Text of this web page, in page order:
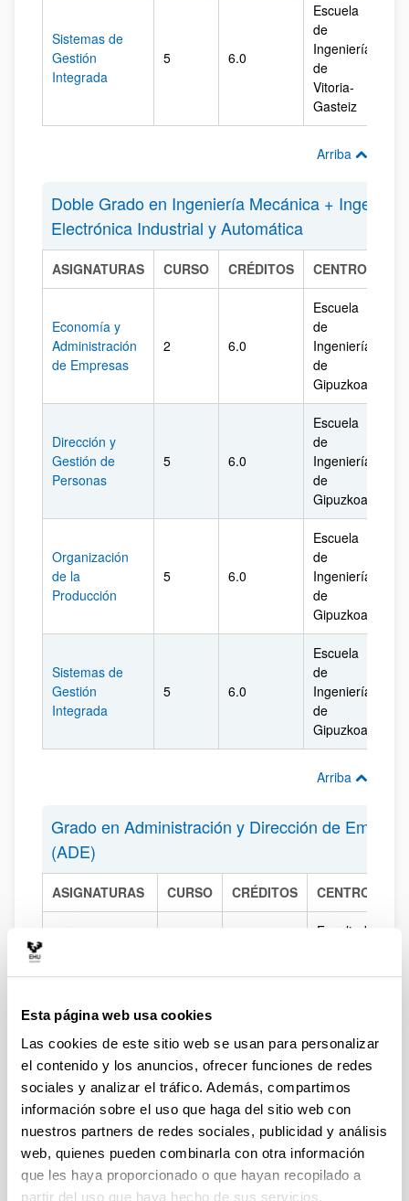
Esta página web usa cookies
Las cookies de este sitio web se usan para personalizar
el contenido y los anuncios, ofrecer funciones de redes
sociales y analizar el tráfico. Además, compartimos
información sobre el uso que haga del sitio web con
nuestros partners de redes sociales, publicidad y análisis
web, quienes pueden combinarla con otra información
que les haya proporcionado o que hayan recopilado a
partir del uso que haya hecho de sus servicios.
Sistemas de
Gestión
Integrada
5 6.0
Escuela
de
Ingeniería
de
Vitoria-
Gasteiz
Arriba
Doble Grado en Ingeniería Mecánica +
Electrónica Industrial y Automática
ASIGNATURAS CURSO CRÉDITOS CENTRO
Economía y
Administración
de Empresas
2 6.0
Escuela
de
Ingeniería
de
Gipuzkoa
Dirección y
Gestión de
Personas
5 6.0
Escuela
de
Ingeniería
de
Gipuzkoa
Organización
de la
Producción
5 6.0
Escuela
de
Ingeniería
de
Gipuzkoa
Sistemas de
Gestión
Integrada
5 6.0
Escuela
de
Ingeniería
de
Gipuzkoa
Arriba
Grado en Administración y Dirección de
(ADE)
ASIGNATURAS CURSO CRÉDITOS CENTRO
Empresa:
Dirección
Facultad
Álava
Economía de la
Empresa:
Organización y
Dirección
1 6.0
Facultad
de
Economía
y
Empresa.
Sección